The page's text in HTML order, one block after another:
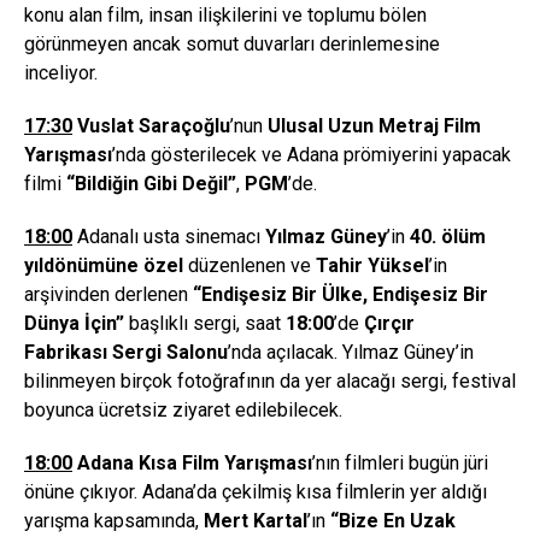
konu alan film, insan ilişkilerini ve toplumu bölen
görünmeyen ancak somut duvarları derinlemesine
inceliyor.
17:30 Vuslat Saraçoğlu’nun Ulusal Uzun Metraj Film
Yarışması’nda gösterilecek ve Adana prömiyerini yapacak
filmi “Bildiğin Gibi Değil”, PGM’de.
18:00 Adanalı usta sinemacı Yı lmaz Güney’in 40. ö üm
yı ldönümüne özel düzenlenen ve Tahir Yüksel ’in
arşivinden derlenen “Endişesiz Bir Ü lke, Endişesiz Bir
Dünya İçin” başlıklı sergi, saat 18:00’de Çırçır
Fabrikası Sergi Salonu’nda açılacak. Yılmaz Güney’in
bilinmeyen birçok fotoğrafının da yer alacağı sergi, festival
boyunca ücretsiz ziyaret edilebilecek.
18:00 Adana Kısa Film Yarışması’nın filmleri bugün jüri
önüne çıkıyor. Adana’da çekilmiş kısa filmlerin yer aldığı
yarışma kapsamında, Mert Kartal ’ın “Bize En Uzak